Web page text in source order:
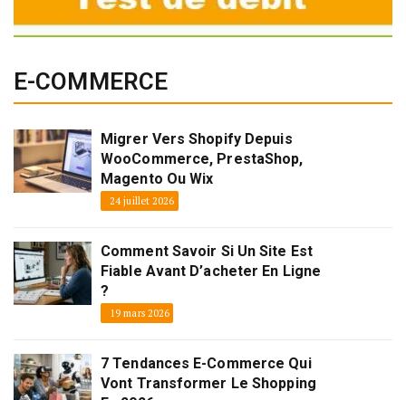
E-COMMERCE
Migrer Vers Shopify Depuis
WooCommerce, PrestaShop,
Magento Ou Wix
24 juillet 2026
Comment Savoir Si Un Site Est
Fiable Avant D’acheter En Ligne
?
19 mars 2026
7 Tendances E-Commerce Qui
Vont Transformer Le Shopping